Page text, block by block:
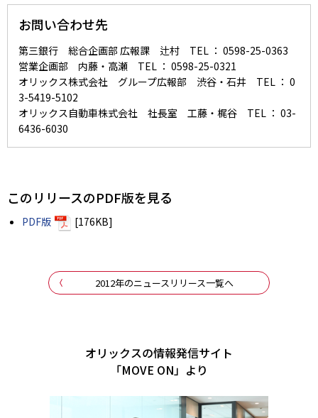
お問い合わせ先
第三銀行 総合企画部 広報課 辻村 TEL ： 0598-25-0363
営業企画部 内藤・高瀬 TEL ： 0598-25-0321
オリックス株式会社 グループ広報部 渋谷・石井 TEL ： 0
3-5419-5102
オリックス自動車株式会社 社長室 工藤・梶谷 TEL ： 03-
6436-6030
このリリースのPDF版を見る
PDF版 [176KB]
2012年のニュースリリース一覧へ
オリックスの情報発信サイト
「MOVE ON」より